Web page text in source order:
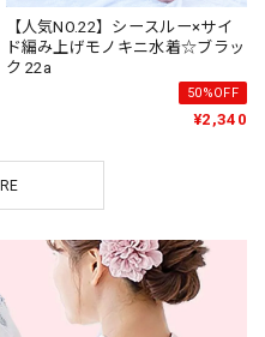
【人気NO.22】シースルー×サイ
ド編み上げモノキニ水着☆ブラッ
ク 22a
50%OFF
¥2,340